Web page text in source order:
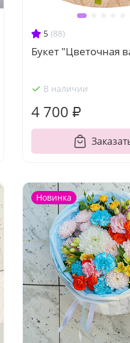
5 (88)
Букет "Цветочная
В наличии
4 700 ₽
Новинка